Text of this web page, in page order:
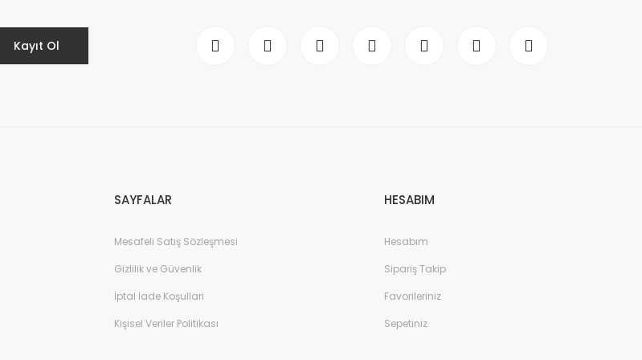
Kayıt Ol
SAYFALAR
Mesafeli Satış Sözleşmesi
Gizlilik ve Güvenlik
İptal İade Koşullari
Kişisel Veriler Politikası
HESABIM
Hesabım
Sipariş Takip
Favorileriniz
Sepetiniz